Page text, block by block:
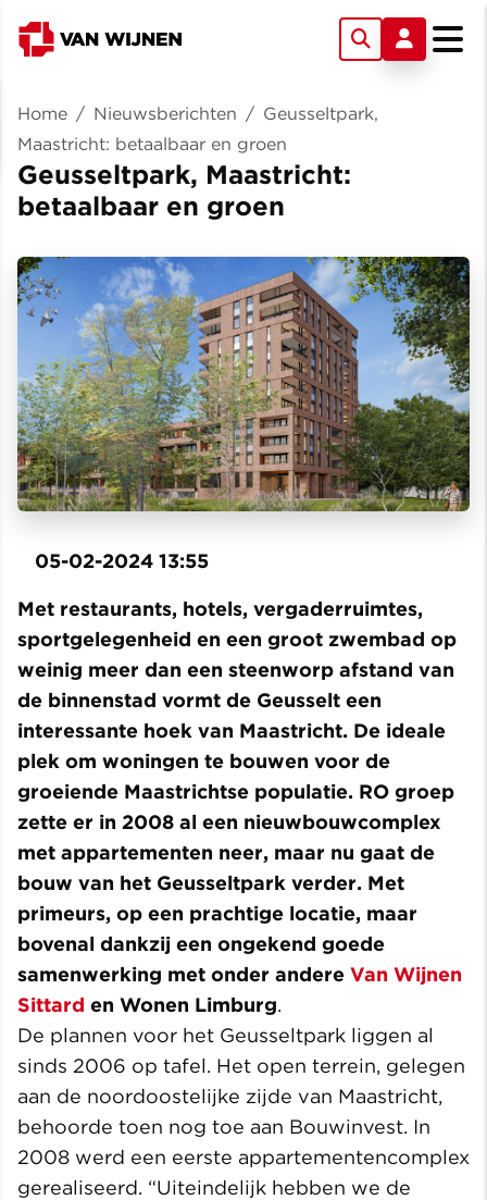
Home / Nieuwsberichten / Geusseltpark,
Maastricht: betaalbaar en groen
Geusseltpark, Maastricht:
betaalbaar en groen
05-02-2024 13:55
Met restaurants, hotels, vergaderruimtes,
sportgelegenheid en een groot zwembad op
weinig meer dan een steenworp afstand van
de binnenstad vormt de Geusselt een
interessante hoek van Maastricht. De ideale
plek om woningen te bouwen voor de
groeiende Maastrichtse populatie. RO groep
zette er in 2008 al een nieuwbouwcomplex
met appartementen neer, maar nu gaat de
bouw van het Geusseltpark verder. Met
primeurs, op een prachtige locatie, maar
bovenal dankzij een ongekend goede
samenwerking met onder andere Van Wijnen
Sittard en Wonen Limburg.
De plannen voor het Geusseltpark liggen al
sinds 2006 op tafel. Het open terrein, gelegen
aan de noordoostelijke zijde van Maastricht,
behoorde toen nog toe aan Bouwinvest. In
2008 werd een eerste appartementencomplex
gerealiseerd. “Uiteindelijk hebben we de